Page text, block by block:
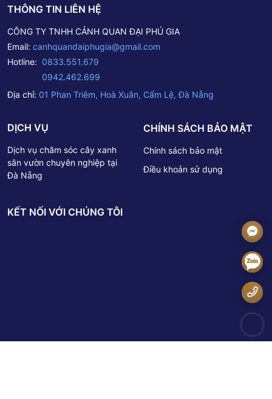
THÔNG TIN LIÊN HỆ
CÔNG TY TNHH CẢNH QUAN ĐẠI PHÚ GIA
Email: canhquandaiphugia@gmail.com
Hotline: 0833.551.679
0942.462.699
Địa chỉ: 01 Phan Triêm, Hoà Xuân, Cẩm Lệ, Đà Nẵng
DỊCH VỤ
Dịch vụ chăm sóc cây xanh
sân vườn chuyên nghiệp tại
Đà Nẵng
CHÍNH SÁCH BẢO MẬT
Chính sách bảo mật
Điều khoản sử dụng
KẾT NỐI VỚI CHÚNG TÔI